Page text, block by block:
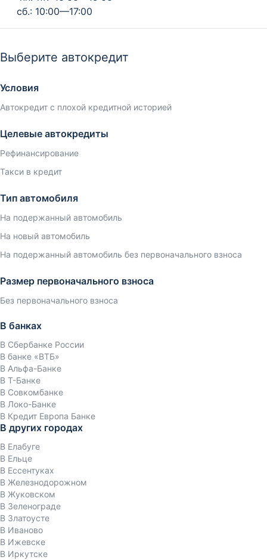
сб.: 10:00—17:00
Выберите автокредит
Условия
Автокредит с плохой кредитной историей
Целевые автокредиты
Рефинансирование
Такси в кредит
Тип автомобиля
На подержанный автомобиль
На новый автомобиль
На подержанный автомобиль без первоначального взноса
Размер первоначального взноса
Без первоначального взноса
В банках
В Сбербанке России
В банке «ВТБ»
В Альфа-Банке
В Т-Банке
В Совкомбанке
В Локо-Банке
В Кредит Европа Банке
В других городах
В Елабуге
В Ельце
В Ессентуках
В Железнодорожном
В Жуковском
В Зеленограде
В Златоусте
В Иваново
В Ижевске
В Иркутске